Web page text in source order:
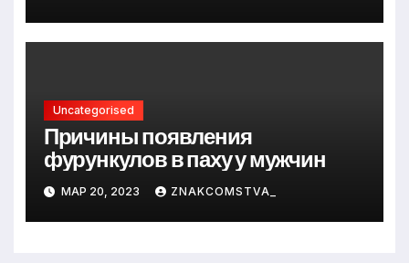
Uncategorised
Причины появления
фурункулов в паху у мужчин
МАР 20, 2023 ZNAKCOMSTVA_